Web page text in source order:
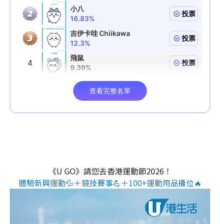
《U GO》請您去香港運動節2026！
體驗新興運動💦＋競技賽事💪＋100+運動用品攤位🔥